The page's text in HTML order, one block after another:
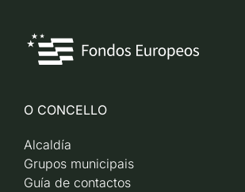
O CONCELLO
Alcaldía
Grupos municipais
Guía de contactos